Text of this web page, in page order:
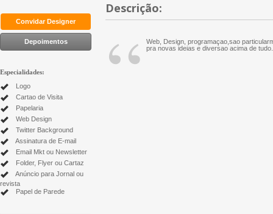
Convidar Designer
Depoimentos
Especialidades:
Logo
Cartao de Visita
Papelaria
Web Design
Twitter Background
Assinatura de E-mail
Email Mkt ou Newsletter
Folder, Flyer ou Cartaz
Anúncio para Jornal ou
revista
Papel de Parede
Descrição:
“
Web, Design, programaçao,sao
pra novas ideias e diversao acima de tudo.